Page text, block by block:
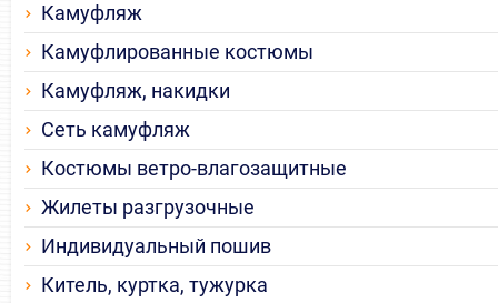
Камуфляж
Камуфлированные костюмы
Камуфляж, накидки
Сеть камуфляж
Костюмы ветро-влагозащитные
Жилеты разгрузочные
Индивидуальный пошив
Китель, куртка, тужурка